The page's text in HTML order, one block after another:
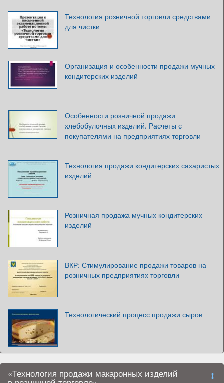
Технология розничной торговли средствами
для чистки
Организация и особенности продажи мучных-
кондитерских изделий
Особенности розничной продажи
хлебобулочных изделий. Расчеты с
покупателями на предприятиях торговли
Технология продажи кондитерских сахаристых
изделий
Розничная продажа мучных кондитерских
изделий
ВКР: Стимулирование продажи товаров на
розничных предприятиях торговли
Технологический процесс продажи сыров
«Технология продажи макаронных изделий